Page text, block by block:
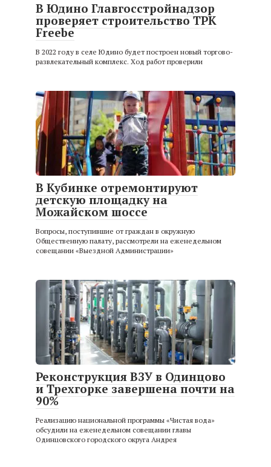
В Юдино Главгосстройнадзор
проверяет строительство ТРК
Freebe
В 2022 году в селе Юдино будет построен новый торгово-
развлекательный комплекс. Ход работ проверили
В Кубинке отремонтируют
детскую площадку на
Можайском шоссе
Вопросы, поступившие от граждан в окружную
Общественную палату, рассмотрели на еженедельном
совещании «Выездной Администрации»
Реконструкция ВЗУ в Одинцово
и Трехгорке завершена почти на
90%
Реализацию национальной программы «Чистая вода»
обсудили на еженедельном совещании главы
Одинцовского городского округа Андрея